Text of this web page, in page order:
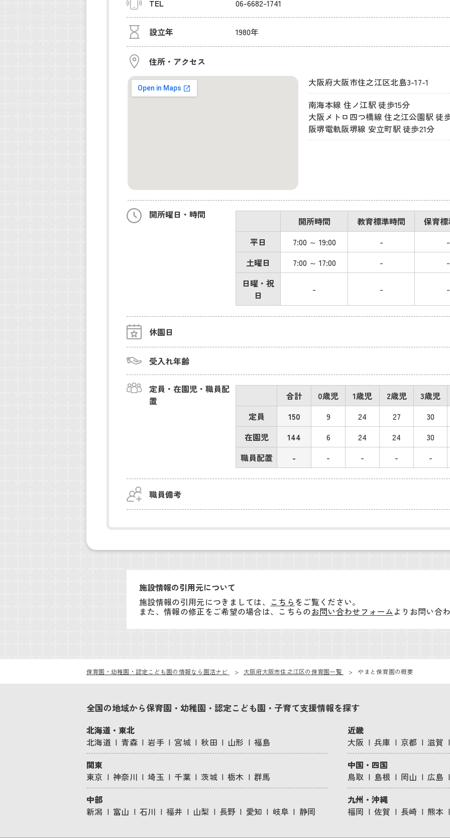
TEL 06-6682-1741
設立年 1980年
住所・アクセス
大阪府大阪市住之江区北島3-17-1
南海本線 住ノ江駅 徒歩15分
大阪メトロ四つ橋線 住之江公園駅 徒
阪堺電軌阪堺線 安立町駅 徒歩21分
開所曜日・時間
開所時間 教育標準時間
保育
平日
7:00 ～ 19:00 -
-
土曜日
7:00 ～ 17:00 -
-
日曜・祝
日
- - -
休園日
受入れ年齢
定員・在園児・職員配
置
合計 0歳児 1歳児 2歳児
3歳児
定員
150 9 24 27
30
在園児
144 6 24 24
30
職員配置
- - - - -
職員備考
施設情報の引用元について
施設情報の引用元につきましては、 こちら をご覧ください。
また、情報の修正をご希望の場合は、こちらのお問い合わせフォームよりお問い合
保育園・幼稚園・認定こども園の情報なら園活ナビ 大阪府大阪市住之江区の保育園一覧 やまと保育園の概要
全国の地域から保育園・幼稚園・認定こども園・子育て支援情報を探す
北海道・東北
北海道
青森 岩手 宮城 秋田 山形
福島
関東
東京
神奈川 埼玉 千葉 茨城 栃木
群馬
中部
新潟
富山 石川 福井 山梨 長野 愛知 岐阜 静岡
近畿
大阪
兵庫 京都
滋賀
中国・四国
鳥取
島根 岡山
広島
九州・沖縄
福岡
佐賀 長崎 熊本